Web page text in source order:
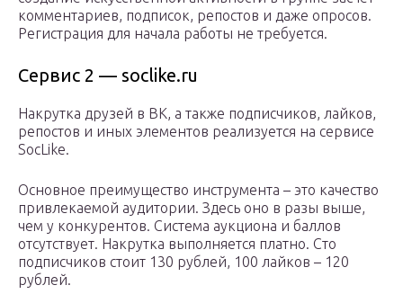
комментариев, подписок, репостов и даже опросов.
Регистрация для начала работы не требуется.
Сервис 2 — soclike.ru
Накрутка друзей в ВК, а также подписчиков, лайков,
репостов и иных элементов реализуется на сервисе
SocLike.
Основное преимущество инструмента – это качество
привлекаемой аудитории. Здесь оно в разы выше,
чем у конкурентов. Система аукциона и баллов
отсутствует. Накрутка выполняется платно. Сто
подписчиков стоит 130 рублей, 100 лайков – 120
рублей.